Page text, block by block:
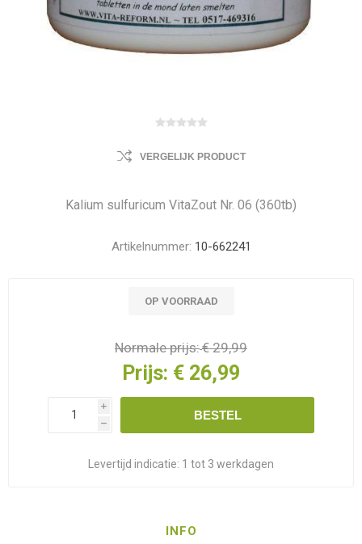
VERGELIJK PRODUCT
Kalium sulfuricum VitaZout Nr. 06 (360tb)
Artikelnummer: 10-662241
OP VOORRAAD
Normale prijs:€ 29,99
Prijs: € 26,99
i
h
BESTEL
Levertijd indicatie: 1 tot 3 werkdagen
INFO